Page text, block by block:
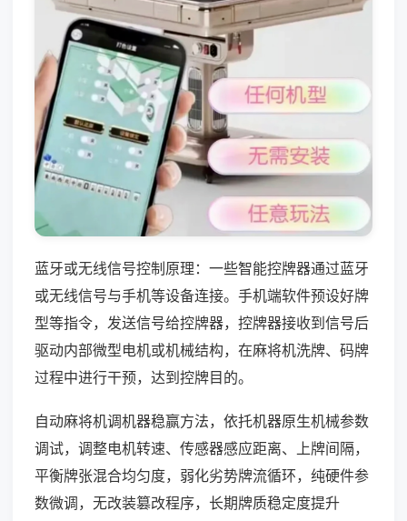
蓝牙或无线信号控制原理：一些智能控牌器通过蓝牙
或无线信号与手机等设备连接。手机端软件预设好牌
型等指令，发送信号给控牌器，控牌器接收到信号后
驱动内部微型电机或机械结构，在麻将机洗牌、码牌
过程中进行干预，达到控牌目的。
自动麻将机调机器稳赢方法，依托机器原生机械参数
调试，调整电机转速、传感器感应距离、上牌间隔，
平衡牌张混合均匀度，弱化劣势牌流循环，纯硬件参
数微调，无改装篡改程序，长期牌质稳定度提升